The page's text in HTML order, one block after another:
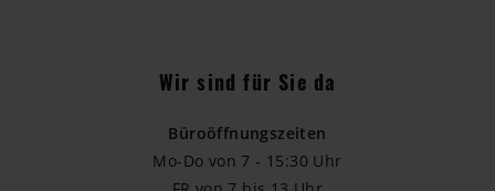
Wir sind für Sie da
Büroöffnungszeiten
Mo-Do von 7 - 15:30 Uhr